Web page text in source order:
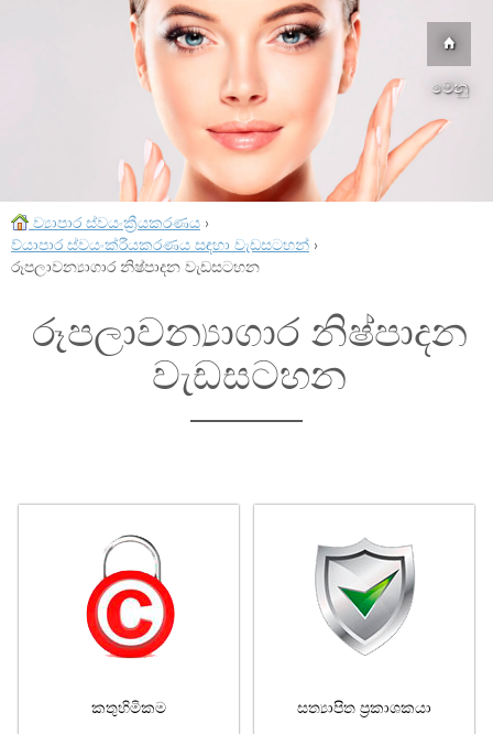
මෙනු
ව්‍යාපාර ස්වයංක්‍රීයකරණය ›
ව්යාපාර ස්වයංක්රීයකරණය සඳහා වැඩසටහන් ›
රූපලාවන්‍යාගාර නිෂ්පාදන වැඩසටහන
රූපලාවන්‍යාගාර නිෂ්පාදන
වැඩසටහන
කතුහිමිකම සත්‍යාපිත ප්‍රකාශකයා